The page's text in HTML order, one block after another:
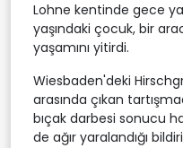
Lohne kentinde gece
yaşındaki çocuk, bir
yaşamını yitirdi.
Wiesbaden'deki
arasında çıkan
bıçak darbesi sonucu
de ağır yaralandığı